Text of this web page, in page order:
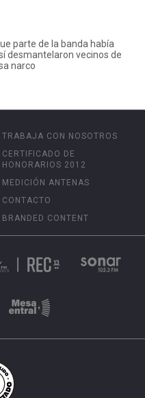
parte de la banda había
desmantelaron vecinos de
narco
TRABAJA CON NOSOTROS
CERTIFICADO DE
HONORARIOS 2012
MEDICIÓN ANTENAS
CONTACTO
BRANDED CONTENT